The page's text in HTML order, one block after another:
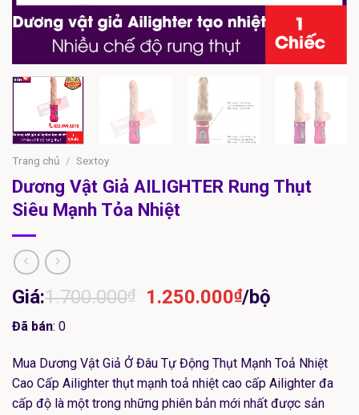
Trang chủ / Sextoy
Dương Vật Giả AILIGHTER Rung Thụt
Siêu Mạnh Tỏa Nhiệt
Giá:1.700.000₫
Giá
1.700.000₫.
1.250.000₫Giá
là:
1.250.000₫.
/bộ
Đã bán: 0
Mua Dương Vật Giả Ở Đâu Tự Động Thụt Mạnh Toả Nhiệt
Cao Cấp Ailighter thụt mạnh toả nhiệt cao cấp Ailighter đa
cấp độ là một trong những phiên bản mới nhất được sản